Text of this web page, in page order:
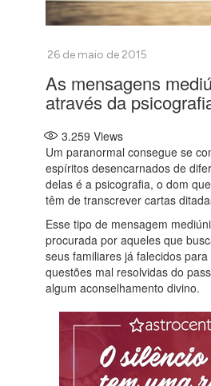
As mensagens
através da
3.259 Views
Um paranormal consegue se
espíritos desencarnados de
delas é a psicografia, o dom
têm de transcrever cartas
Esse tipo de mensagem
procurada por aqueles que
seus familiares já falecidos
questões mal resolvidas do
algum aconselhamento divino.